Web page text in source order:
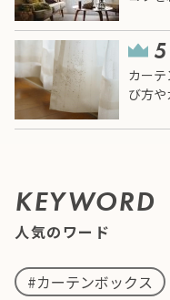
カー
び方
KEYWORD
人気のワード
#カーテンボックス